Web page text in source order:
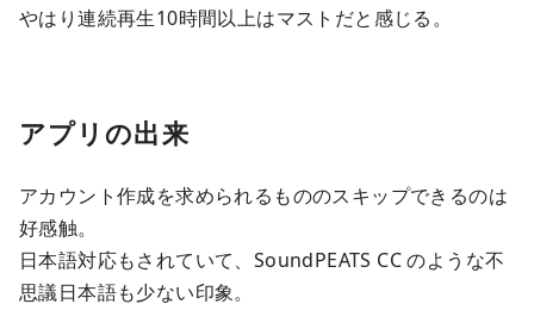
やはり連続再生10時間以上はマストだと感じる。
アプリの出来
アカウント作成を求められるもののスキップできるのは
好感触。
日本語対応もされていて、SoundPEATS CC のような不
思議日本語も少ない印象。